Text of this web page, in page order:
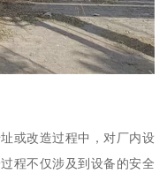
或改造过程中，对厂内设
程不仅涉及到设备的安全